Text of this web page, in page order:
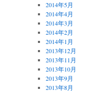
2014年5月
2014年4月
2014年3月
2014年2月
2014年1月
2013年12月
2013年11月
2013年10月
2013年9月
2013年8月